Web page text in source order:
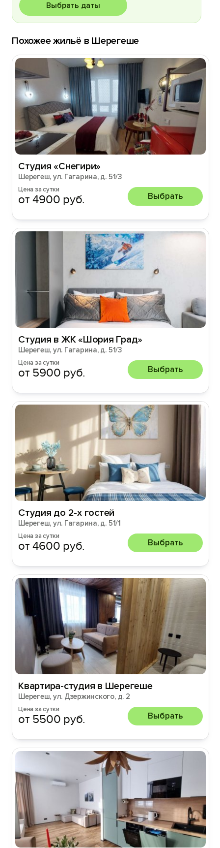
Выбрать даты
Похожее жильё в Шерегеше
Студия «Снегири»
Шерегеш, ул. Гагарина, д. 51/3
Цена за сутки
от 4900 руб. Выбрать
Студия в ЖК «Шория Град»
Шерегеш, ул. Гагарина, д. 51/3
Цена за сутки
от 5900 руб. Выбрать
Студия до 2-х гостей
Шерегеш, ул. Гагарина, д. 51/1
Цена за сутки
от 4600 руб. Выбрать
Квартира-студия в Шерегеше
Шерегеш, ул. Дзержинского, д. 2
Цена за сутки
от 5500 руб. Выбрать